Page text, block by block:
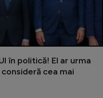
în politică! El ar urma
cea mai